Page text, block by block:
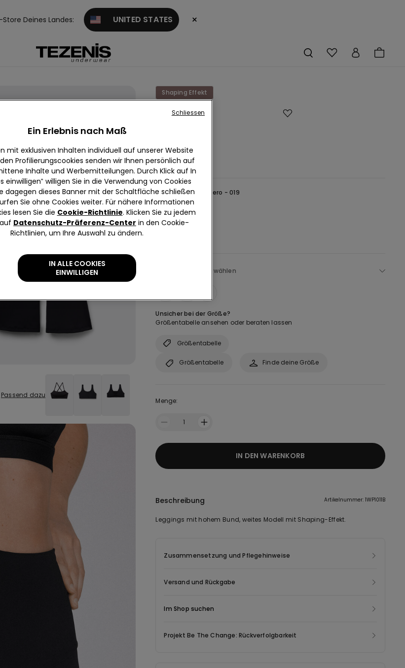
Deines Landes: UNITED STATES ×
Passend dazu
Shaping Effekt
Weite
€ 24,99
Farbe:Schwarz - Nero - 019
Größe auswählen
Unsicher bei der Größe?
Größentabelle ansehen oder beraten lassen
Größentabelle
Finde deine Größe
Größentabelle
Menge:
1
IN DEN WARENKORB
Beschreibung Artikelnummer: 1WP1011B
Leggings mit hohem Bund, weites Modell mit Shaping-Effekt.
Zusammensetzung und Pflegehinweise
Versand und Rückgabe
Im Shop suchen
Projekt Be The Change: Rückverfolgbarkeit
Ein Erlebnis nach Maß
mit exklusiven Inhalten individuell auf unserer Website
Profilierungscookies senden wir Ihnen persönlich auf
Inhalte und Werbemitteilungen. Durch Klick auf In
einwilligen‟ willigen Sie in die Verwendung von Cookies
dagegen dieses Banner mit der Schaltfläche schließen
Sie ohne Cookies weiter. Für nähere Informationen
lesen Sie die Cookie-Richtlinie. Klicken Sie zu jedem
Datenschutz-Präferenz-Center in den Cookie-
Richtlinien, um Ihre Auswahl zu ändern.
IN ALLE COOKIES
EINWILLIGEN
Schliessen